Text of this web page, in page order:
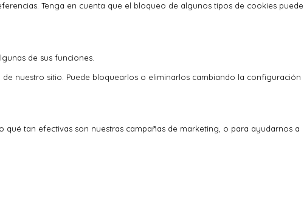
Tenga en cuenta que el bloqueo de algunos tipos de cookies puede
de sus funciones.
nuestro sitio. Puede bloquearlos o eliminarlos cambiando la configuración
tan efectivas son nuestras campañas de marketing, o para ayudarnos a